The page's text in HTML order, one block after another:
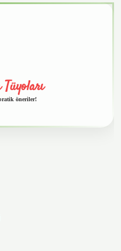
öneriler!